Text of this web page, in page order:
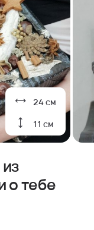
24 см
11 см
о тебе